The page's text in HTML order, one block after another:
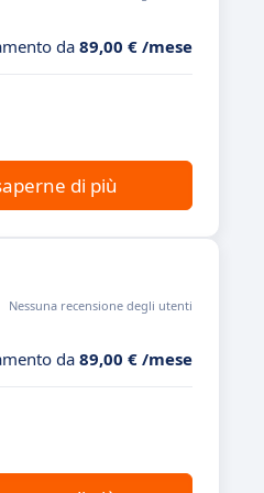
da 89,00 € /mese
di più
Nessuna recensione degli utenti
da 89,00 € /mese